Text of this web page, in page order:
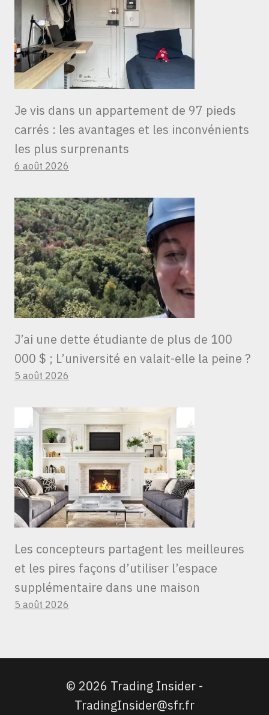
Je vis dans un appartement de 97 pieds
carrés : les avantages et les inconvénients
les plus surprenants
6 août 2026
J’ai une dette étudiante de plus de 100
000 $ ; L’université en valait-elle la peine ?
5 août 2026
Les concepteurs partagent les meilleures
et les pires façons d’utiliser l’espace
supplémentaire dans une maison
5 août 2026
© 2026 Trading Insider -
TradingInsider@sfr.fr